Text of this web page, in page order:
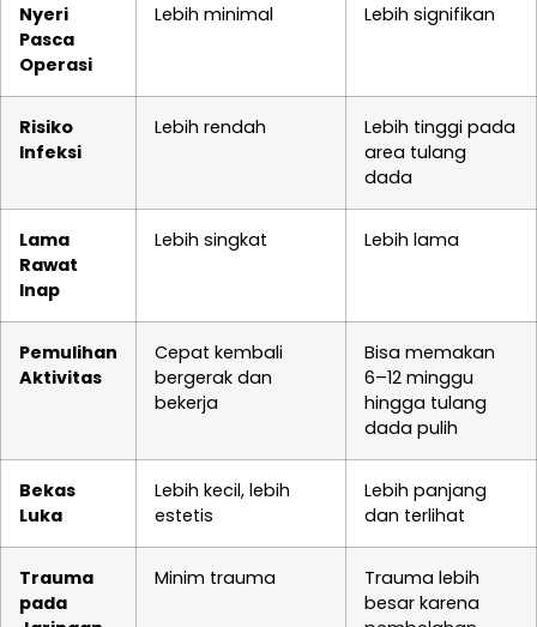
Nyeri
Pasca
Operasi
Lebih minimal Lebih signifikan
Risiko
Infeksi
Lebih rendah
Lebih tinggi pada
area tulang
dada
Lama
Rawat
Inap
Lebih singkat Lebih lama
Pemulihan
Aktivitas
Cepat kembali
bergerak dan
bekerja
Bisa memakan
6–12 minggu
hingga tulang
dada pulih
Bekas
Luka
Lebih kecil, lebih
estetis
Lebih panjang
dan terlihat
Trauma
pada
Minim trauma
Trauma lebih
besar karena